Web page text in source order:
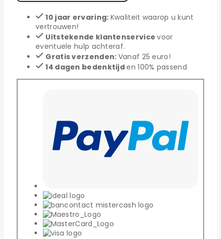
titanium
gecoat
aantal
10 jaar ervaring: Kwaliteit waarop u kunt
vertrouwen!
Uitstekende klantenservicevoor
eventuele hulp achteraf.
Gratis verzenden: Vanaf 25 euro!
14 dagen bedenktijden 100% passend